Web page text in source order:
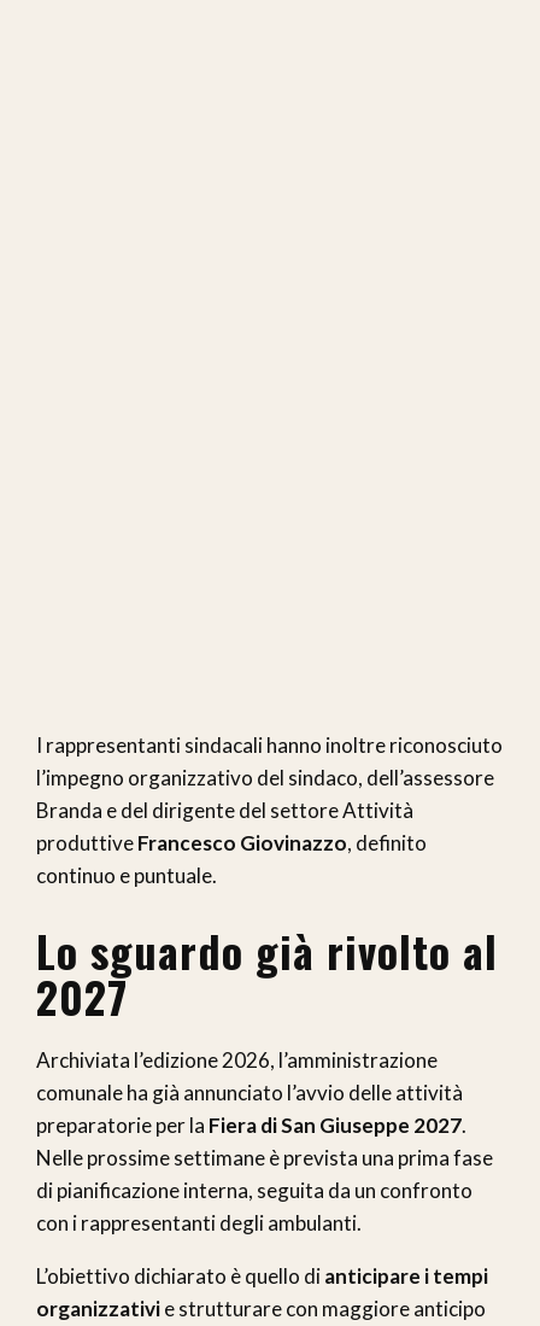
I rappresentanti sindacali hanno inoltre riconosciuto
l’impegno organizzativo del sindaco, dell’assessore
Branda e del dirigente del settore Attività
produttiveFrancesco Giovinazzo, definito
continuo e puntuale.
Lo sguardo già rivolto al
2027
Archiviata l’edizione 2026, l’amministrazione
comunale ha già annunciato l’avvio delle attività
preparatorie per la Fiera di San Giuseppe 2027.
Nelle prossime settimane è prevista una prima fase
di pianificazione interna, seguita da un confronto
con i rappresentanti degli ambulanti.
L’obiettivo dichiarato è quello dianticipare i tempi
organizzativie strutturare con maggiore anticipo